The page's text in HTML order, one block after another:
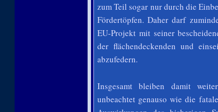
zum Teil sogar nur durch die
Fördertöpfen. Daher darf
EU-Projekt mit seiner
der flächendeckenden und
abzufedern.
Insgesamt bleiben damit
unbeachtet genauso wie die